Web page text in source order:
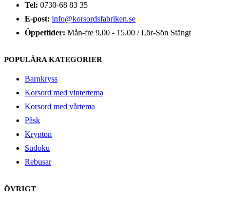
Tel: 0730-68 83 35
E-post: info@korsordsfabriken.se
Öppettider: Mån-fre 9.00 - 15.00 / Lör-Sön Stängt
POPULÄRA KATEGORIER
Barnkryss
Korsord med vintertema
Korsord med vårtema
Påsk
Krypton
Sudoku
Rebusar
ÖVRIGT